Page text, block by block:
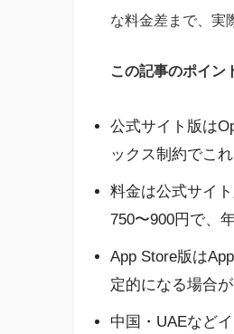
な料金差まで、実
この記事のポイン
公式サイト版は
ックス制約でこ
料金は公式サイ
750〜900円で、
App Store版は
定的になる場合
中国・UAEなど